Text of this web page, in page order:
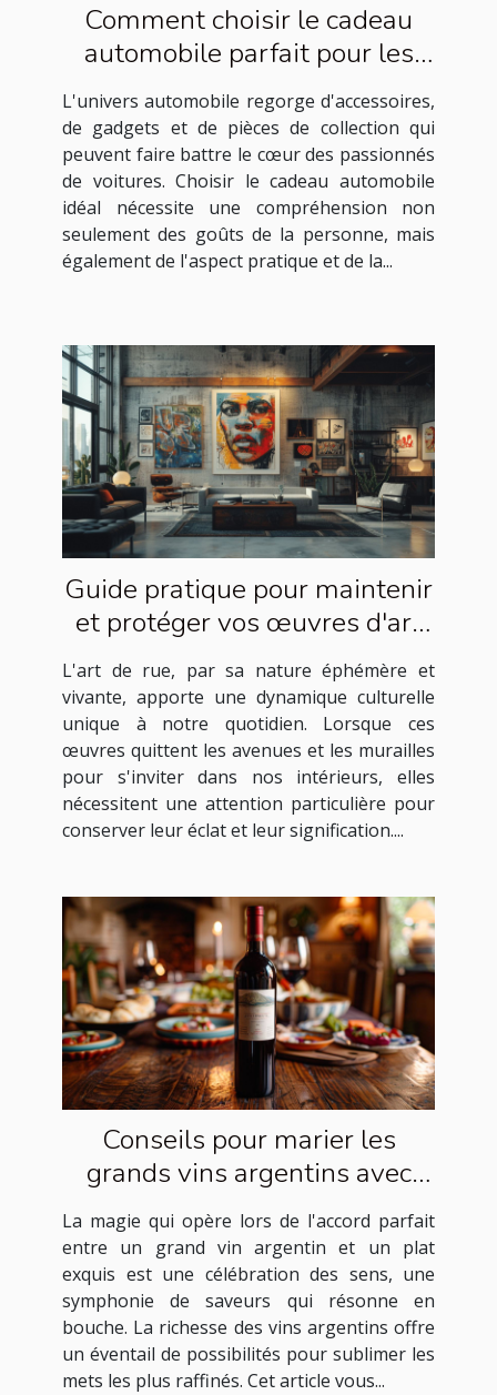
Comment choisir le cadeau
automobile parfait pour les
passionnés de voitures
L'univers automobile regorge d'accessoires,
de gadgets et de pièces de collection qui
peuvent faire battre le cœur des passionnés
de voitures. Choisir le cadeau automobile
idéal nécessite une compréhension non
seulement des goûts de la personne, mais
également de l'aspect pratique et de la...
Guide pratique pour maintenir
et protéger vos œuvres d'art
de rue à la maison
L'art de rue, par sa nature éphémère et
vivante, apporte une dynamique culturelle
unique à notre quotidien. Lorsque ces
œuvres quittent les avenues et les murailles
pour s'inviter dans nos intérieurs, elles
nécessitent une attention particulière pour
conserver leur éclat et leur signification....
Conseils pour marier les
grands vins argentins avec
des plats exquis
La magie qui opère lors de l'accord parfait
entre un grand vin argentin et un plat
exquis est une célébration des sens, une
symphonie de saveurs qui résonne en
bouche. La richesse des vins argentins offre
un éventail de possibilités pour sublimer les
mets les plus raffinés. Cet article vous...